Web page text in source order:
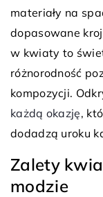
materiały na
dopasowane
w kwiaty to
różnorodność
kompozycji.
każdą okazję,
dodadzą uroku
Zalety
modzie